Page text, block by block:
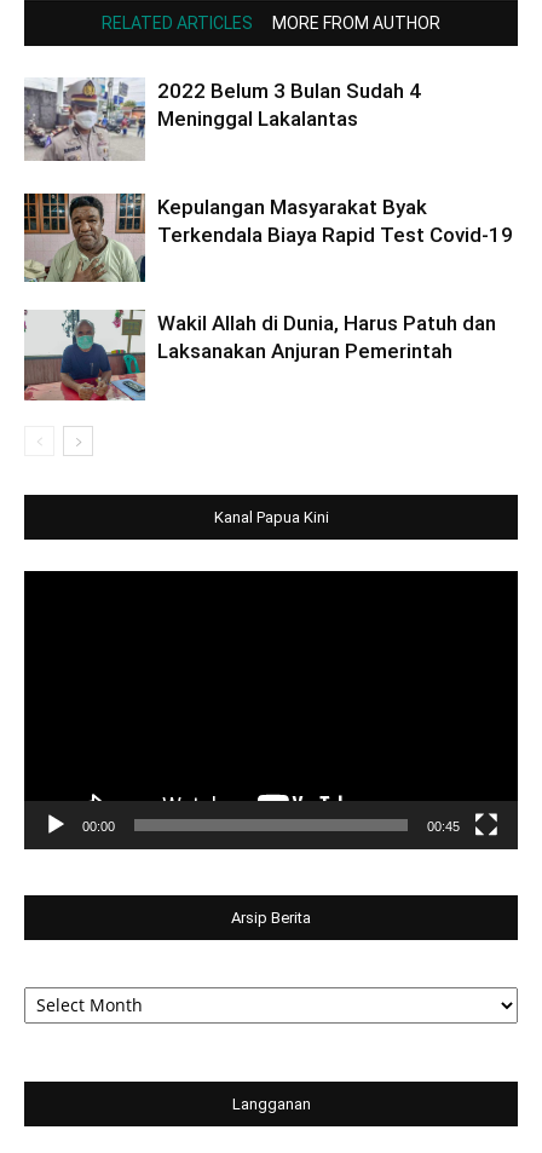
RELATED ARTICLES MORE FROM AUTHOR
2022 Belum 3 Bulan Sudah 4
Meninggal Lakalantas
Kepulangan Masyarakat Byak
Terkendala Biaya Rapid Test Covid-19
Wakil Allah di Dunia, Harus Patuh dan
Laksanakan Anjuran Pemerintah
Kanal Papua Kini
00:00 00:45
Arsip Berita
Arsip
Berita
Langganan